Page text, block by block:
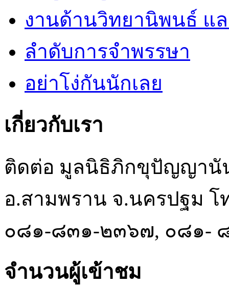
งานด้านวิทยานิพนธ์ แ
ลำดับการจำพรรษา
อย่าโง่กันนักเลย
เกี่ยวกับเรา
ติดต่อ มูลนิธิภิกขุปัญญานั
อ.สามพราน จ.นครปฐม
๐๘๑-๘๓๑-๒๓๖๗, ๐๘๑-
จำนวนผู้เข้าชม